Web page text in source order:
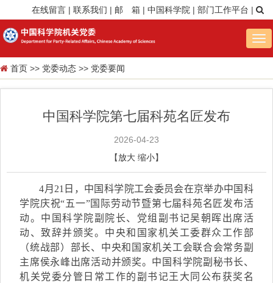
在线留言 | 联系我们 | 邮 箱 | 中国科学院 | 部门工作平台 |
首页 >> 党委动态 >> 党委要闻
中国科学院第七届科苑名匠发布
2026-04-23
【放大 缩小】
4月 21 日 ， 中国科学院工会委员会在京举办中国科
学院庆祝“五一”国际劳动节暨第七届科苑名匠发布活
动。 中国科学院副院长、党组副书记吴朝晖出席活
动、致辞并颁奖。中央和国家机关工委群众工作部
（统战部）部长、 中央和国家机关工会联合会常务副
主席侯永峰出席活动并颁奖。 中国科学院副秘书长、
机关党委分管日常工作的副书记王大同公布获奖名